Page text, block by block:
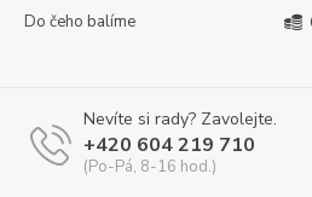
Do čeho balíme
Nevíte si rady? Zavolejte.
+420 604 219 710
(Po-Pá, 8-16 hod.)